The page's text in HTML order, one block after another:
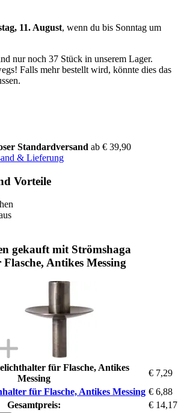
11. August, wenn du bis Sonntag um
nur noch 37 Stück in unserem Lager.
Falls mehr bestellt wird, könnte dies das
Standardversand ab € 39,90
& Lieferung
Vorteile
gekauft mit Strömshaga
Antikes Messing
für Flasche, Antikes
Messing
€ 7,29
für Flasche, Antikes Messing € 6,88
Gesamtpreis:
€ 14,17